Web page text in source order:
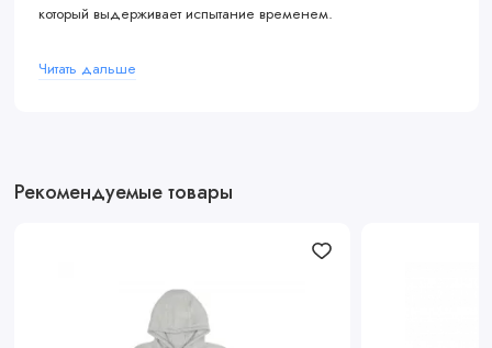
который выдерживает испытание временем.
функциональности и делают кроссовки заметными в темное
Эта модель вдохновлена культовыми цветами и напоминает
ранние коллаборации, такие как Travis Scott x Air Jordan 1,
благодаря сочетанию оливково-коричневых оттенков и ярких
акцентов. Однако здесь используется стандартный Swoosh,
Читать дальше
Рекомендуемые товары